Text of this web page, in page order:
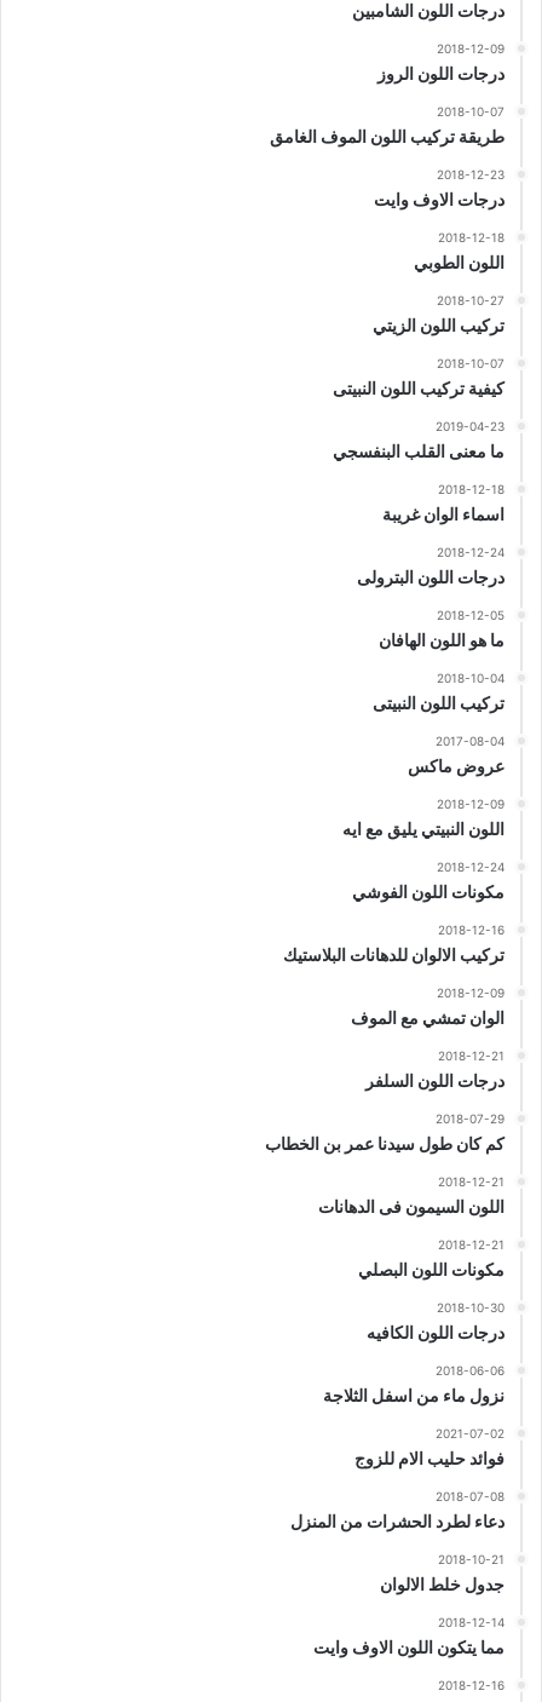
درجات اللون الشامبين
2018-12-09
درجات اللون الروز
2018-10-07
طريقة تركيب اللون الموف الغامق
2018-12-23
درجات الاوف وايت
2018-12-18
اللون الطوبي
2018-10-27
تركيب اللون الزيتي
2018-10-07
كيفية تركيب اللون النبيتى
2019-04-23
ما معنى القلب البنفسجي
2018-12-18
اسماء الوان غريبة
2018-12-24
درجات اللون البترولى
2018-12-05
ما هو اللون الهافان
2018-10-04
تركيب اللون النبيتى
2017-08-04
عروض ماكس
2018-12-09
اللون النبيتي يليق مع ايه
2018-12-24
مكونات اللون الفوشي
2018-12-16
تركيب الالوان للدهانات البلاستيك
2018-12-09
الوان تمشي مع الموف
2018-12-21
درجات اللون السلفر
2018-07-29
كم كان طول سيدنا عمر بن الخطاب
2018-12-21
اللون السيمون فى الدهانات
2018-12-21
مكونات اللون البصلي
2018-10-30
درجات اللون الكافيه
2018-06-06
نزول ماء من اسفل الثلاجة
2021-07-02
فوائد حليب الام للزوج
2018-07-08
دعاء لطرد الحشرات من المنزل
2018-10-21
جدول خلط الالوان
2018-12-14
مما يتكون اللون الاوف وايت
2018-12-16